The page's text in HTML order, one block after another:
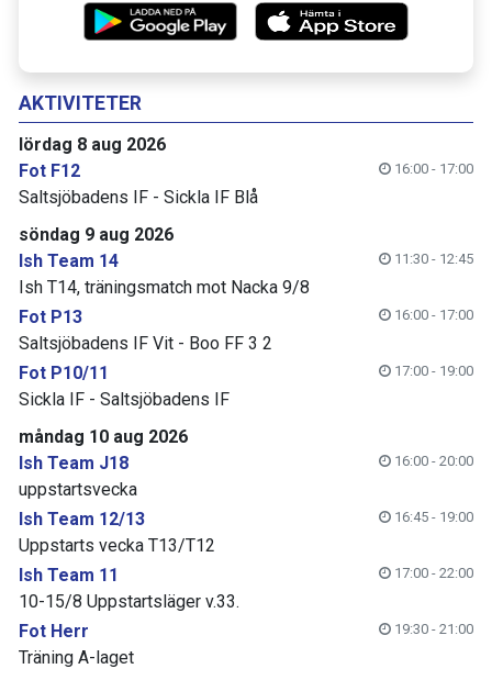
AKTIVITETER
lördag 8 aug 2026
Fot F12
16:00 - 17:00
Saltsjöbadens IF - Sickla IF Blå
söndag 9 aug 2026
Ish Team 14
11:30 - 12:45
Ish T14, träningsmatch mot Nacka 9/8
Fot P13
16:00 - 17:00
Saltsjöbadens IF Vit - Boo FF 3 2
Fot P10/11
17:00 - 19:00
Sickla IF - Saltsjöbadens IF
måndag 10 aug 2026
Ish Team J18
16:00 - 20:00
uppstartsvecka
Ish Team 12/13
16:45 - 19:00
Uppstarts vecka T13/T12
Ish Team 11
17:00 - 22:00
10-15/8 Uppstartsläger v.33.
Fot Herr
19:30 - 21:00
Träning A-laget